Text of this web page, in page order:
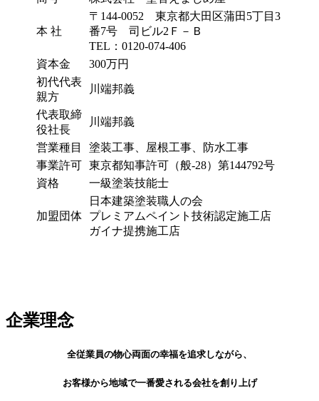
本 社
〒144-0052 東京都大田区蒲田5丁目3
番7号 司ビル2Ｆ－Ｂ
TEL：0120-074-406
資本金
300万円
初代代表
親方
川端邦義
代表取締
役社長
川端邦義
営業種目
塗装工事、屋根工事、防水工事
事業許可 東京都知事許可（般-28）第144792号
資格
一級塗装技能士
加盟団体
日本建築塗装職人の会
プレミアムペイント技術認定施工店
ガイナ提携施工店
企業理念
全従業員の物心両面の幸福を追求しながら、
お客様から地域で一番愛される会社を創り上げ